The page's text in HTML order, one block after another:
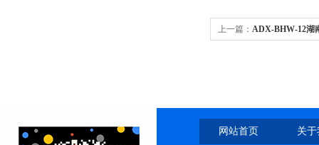
上一篇： ADX-BHW-12湖
网站首页 关